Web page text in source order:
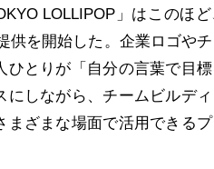
LOLLIPOP」はこのほ
供を開始した。企業ロゴや
とりが「自分の言葉で目標
しながら、チームビルデ
ざまな場面で活用できる